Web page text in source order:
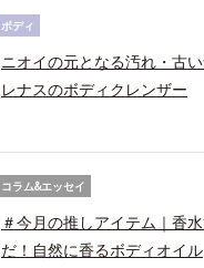
ボディ
ニオイの元となる汚れ・古
レナスのボディクレンザー
コラム&エッセイ
＃今月の推しアイテム｜香
だ！自然に香るボディオイル